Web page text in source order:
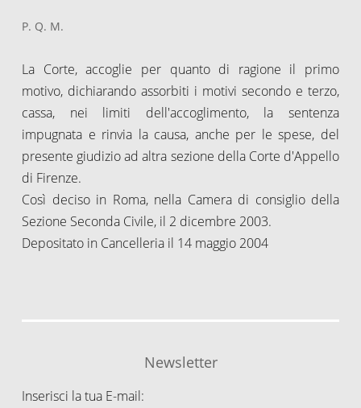
P. Q. M.
La Corte, accoglie per quanto di ragione il primo
motivo, dichiarando assorbiti i motivi secondo e terzo,
cassa, nei limiti dell'accoglimento, la sentenza
impugnata e rinvia la causa, anche per le spese, del
presente giudizio ad altra sezione della Corte d'Appello
di Firenze.
Così deciso in Roma, nella Camera di consiglio della
Sezione Seconda Civile, il 2 dicembre 2003.
Depositato in Cancelleria il 14 maggio 2004
Newsletter
Inserisci la tua E-mail: